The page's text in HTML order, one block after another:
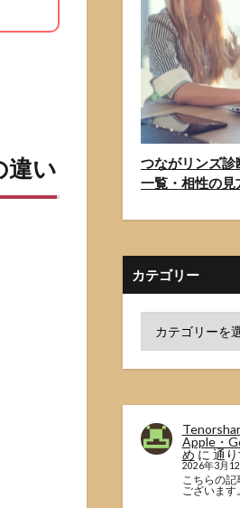
違い
つながリンズ
一覧・相性の
カテゴリー
Apple・
め に 通
2026年3月
こちらの
ございます